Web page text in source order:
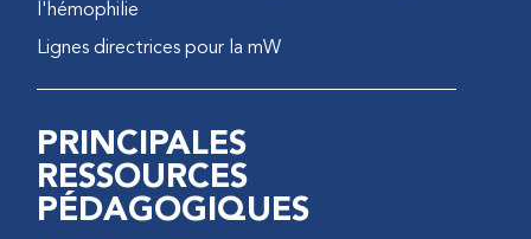
l'hémophilie
Lignes directrices pour la mW
PRINCIPALES
RESSOURCES
PÉDAGOGIQUES